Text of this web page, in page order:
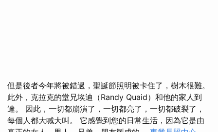
但是後者今年將被錯過，聖誕節照明被卡住了，樹木很難。
此外，克拉克的堂兄埃迪（Randy Quaid）和他的家人到
達。 因此，一切都崩潰了，一切都亮了，一切都破裂了，
每個人都大喊大叫。 它感覺到您的日常生活，因為它是由